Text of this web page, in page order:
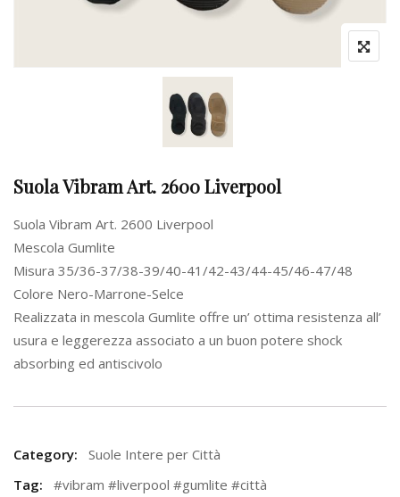
Suola Vibram Art. 2600 Liverpool
Suola Vibram Art. 2600 Liverpool
Mescola Gumlite
Misura 35/36-37/38-39/40-41/42-43/44-45/46-47/48
Colore Nero-Marrone-Selce
Realizzata in mescola Gumlite offre un’ ottima resistenza all’
usura e leggerezza associato a un buon potere shock
absorbing ed antiscivolo
Category:
Suole Intere per Città
Tag:
#vibram #liverpool #gumlite #città